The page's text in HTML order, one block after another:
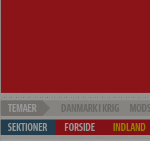
DANMARK I KRIG
FORSIDE
INDLAND